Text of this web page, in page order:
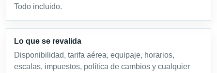
Todo incluido.
Lo que se revalida
Disponibilidad, tarifa aérea, equipaje, horarios,
escalas, impuestos, política de cambios y cualquier